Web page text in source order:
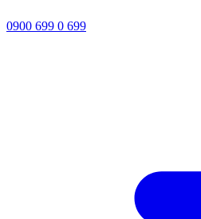
0900 699 0 699